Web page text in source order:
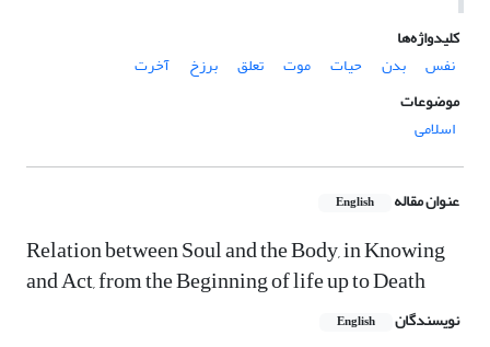
کلیدواژه‌ها
نفس
بدن حیات موت تعلق برزخ
آخرت
موضوعات
اسلامی
عنوان مقاله English
Relation between Soul and the Body, in Knowing
and Act, from the Beginning of life up to Death
نویسندگان English